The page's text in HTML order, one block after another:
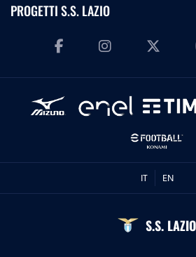
PROGETTI S.S. LAZIO
IT EN
S.S. LAZIO